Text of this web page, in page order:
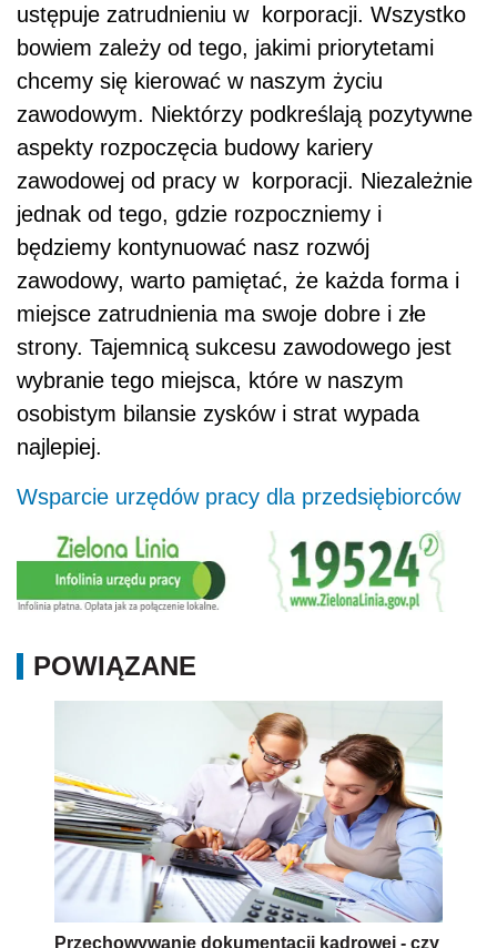
ustępuje zatrudnieniu w korporacji. Wszystko
bowiem zależy od tego, jakimi priorytetami
chcemy się kierować w naszym życiu
zawodowym. Niektórzy podkreślają pozytywne
aspekty rozpoczęcia budowy kariery
zawodowej od pracy w korporacji. Niezależnie
jednak od tego, gdzie rozpoczniemy i
będziemy kontynuować nasz rozwój
zawodowy, warto pamiętać, że każda forma i
miejsce zatrudnienia ma swoje dobre i złe
strony. Tajemnicą sukcesu zawodowego jest
wybranie tego miejsca, które w naszym
osobistym bilansie zysków i strat wypada
najlepiej.
Wsparcie urzędów pracy dla przedsiębiorców
POWIĄZANE
Przechowywanie dokumentacji kadrowej - czy